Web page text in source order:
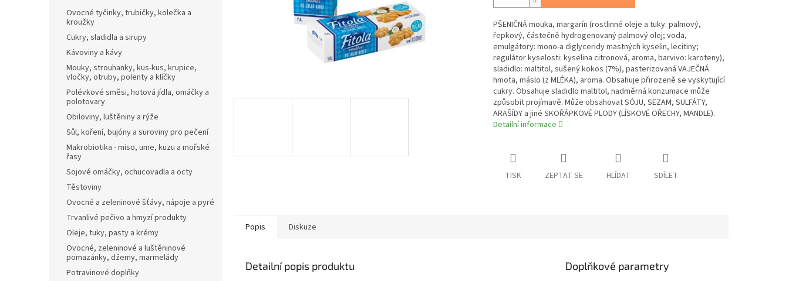
Ovocné tyčinky, trubičky, kolečka a
kroužky
Cukry, sladidla a sirupy
Kávoviny a kávy
Mouky, strouhanky, kus-kus, krupice,
vločky, otruby, polenty a klíčky
Polévkové směsi, hotová jídla, omáčky a
polotovary
Obiloviny, luštěniny a rýže
Sůl, koření, bujóny a suroviny pro pečení
Makrobiotika - miso, ume, kuzu a mořské
řasy
Sojové omáčky, ochucovadla a octy
Těstoviny
Ovocné a zeleninové šťávy, nápoje a pyré
Trvanlivé pečivo a hmyzí produkty
Oleje, tuky, pasty a krémy
Ovocné, zeleninové a luštěninové
pomazánky, džemy, marmelády
Potravinové doplňky
PŠENIČNÁ mouka, margarín (rostlinné oleje a tuky: palmový,
řepkový, částečně hydrogenovaný palmový olej; voda,
emulgátory: mono-a diglyceridy mastných kyselin, lecitiny;
regulátor kyselosti: kyselina citronová, aroma, barvivo: karoteny),
sladidlo: maltitol, sušený kokos (7%), pasterizovaná VAJEČNÁ
hmota, máslo (z MLÉKA), aroma. Obsahuje přirozeně se vyskytující
cukry. Obsahuje sladidlo maltitol, nadměrná konzumace může
způsobit projímavě. Může obsahovat SÓJU, SEZAM, SULFÁTY,
ARAŠÍDY a jiné SKOŘÁPKOVÉ PLODY (LÍSKOVÉ OŘECHY, MANDLE).
Detailní informace
TISK ZEPTAT SE HLÍDAT SDÍLET
Popis Diskuze
Detailní popis produktu Doplňkové parametry